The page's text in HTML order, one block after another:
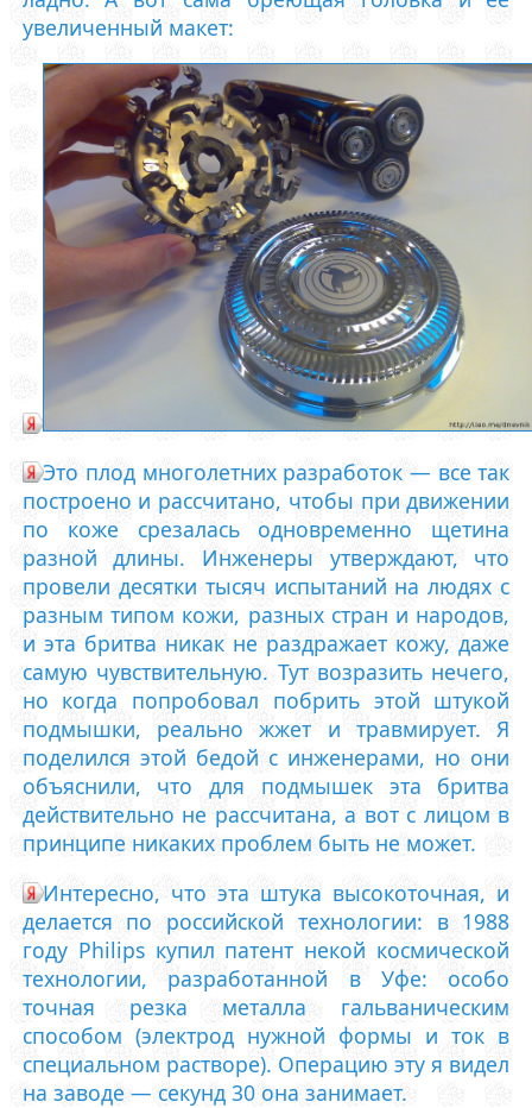
увеличенный макет:
Это плод многолетних разработок — все так
построено и рассчитано, чтобы при движении
по коже срезалась одновременно щетина
разной длины. Инженеры утверждают, что
провели десятки тысяч испытаний на людях с
разным типом кожи, разных стран и народов,
и эта бритва никак не раздражает кожу, даже
самую чувствительную. Тут возразить нечего,
но когда попробовал побрить этой штукой
подмышки, реально жжет и травмирует. Я
поделился этой бедой с инженерами, но они
объяснили, что для подмышек эта бритва
действительно не рассчитана, а вот с лицом в
принципе никаких проблем быть не может.
Интересно, что эта штука высокоточная, и
делается по российской технологии: в 1988
году Philips купил патент некой космической
технологии, разработанной в Уфе: особо
точная резка металла гальваническим
способом (электрод нужной формы и ток в
специальном растворе). Операцию эту я видел
на заводе — секунд 30 она занимает.